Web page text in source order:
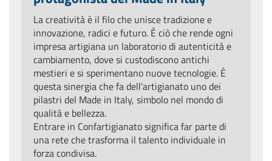
La creatività è il filo che unisce tradizione e
innovazione, radici e futuro. È ciò che rende ogni
impresa artigiana un laboratorio di autenticità e
cambiamento, dove si custodiscono antichi
mestieri e si sperimentano nuove tecnologie. È
questa sinergia che fa dell’artigianato uno dei
pilastri del Made in Italy, simbolo nel mondo di
qualità e bellezza.
Entrare in Confartigianato significa far parte di
una rete che trasforma il talento individuale in
forza condivisa.